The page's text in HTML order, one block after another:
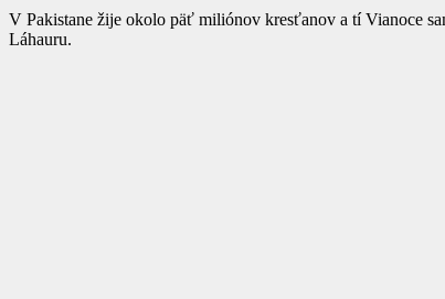
V Pakistane žije okolo päť miliónov kresťanov a tí Vianoce
Láhauru.